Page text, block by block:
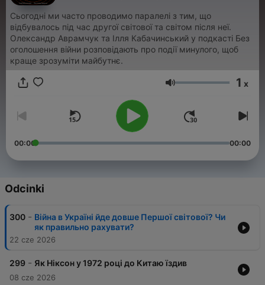
Сьогодні ми часто проводимо паралелі з тим, що
відбувалось під час другої світової та світом після неї.
Олександр Аврамчук та Ілля Кабачинський у подкасті Без
оголошення війни розповідають про події минулого, щоб
краще зрозуміти майбутнє.
Głośność 1 x
00:00 00:00
Odcinki
300 - Війна в Україні йде довше Першої світової? Чи
як правильно рахувати?
22 cze 2026
299 - Як Ніксон у 1972 році до Китаю їздив
08 cze 2026